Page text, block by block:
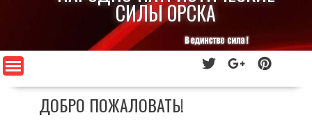
СИЛЫ ОРСКА
ДОБРО ПОЖАЛОВАТЬ!